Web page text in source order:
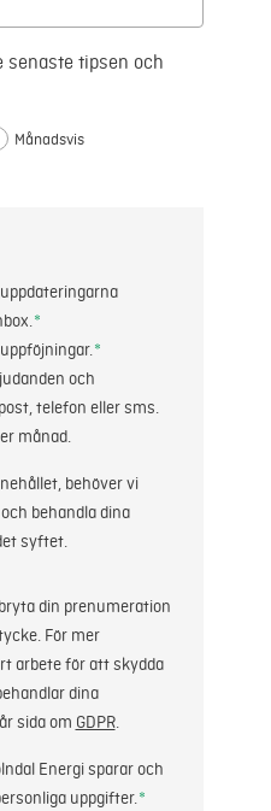
senaste tipsen och
Månadsvis
*
*
och
telefon eller sms.
månad.
behöver vi
behandla dina
syftet.
Energi sparar och
uppgifter.*
din prenumeration
För mer
arbete för att skydda
dina
sida om GDPR.